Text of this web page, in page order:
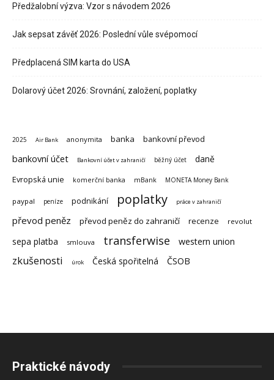
Předžalobní výzva: Vzor s návodem 2026
Jak sepsat závěť 2026: Poslední vůle svépomocí
Předplacená SIM karta do USA
Dolarový účet 2026: Srovnání, založení, poplatky
2025 Air Bank anonymita banka bankovní převod
bankovní účet Bankovní účet v zahraničí běžný účet daně
Evropská unie komerční banka mBank MONETA Money Bank
paypal peníze podnikání poplatky práce v zahraničí
převod peněz převod peněz do zahraničí recenze revolut
sepa platba smlouva transferwise western union
zkušenosti úrok Česká spořitelná ČSOB
Praktické návody